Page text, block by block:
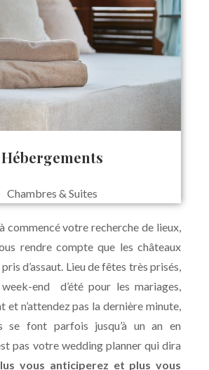
Hébergements
Chambres & Suites
commencé votre recherche de lieux,
rendre compte que les châteaux
d’assaut. Lieu de fêtes très prisés,
end d’été pour les mariages,
n’attendez pas la dernière minute,
se font parfois jusqu’à un an en
pas votre wedding planner qui dira
vous anticiperez et plus vous